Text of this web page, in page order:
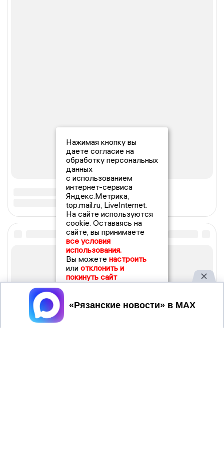
Нажимая кнопку вы
даете согласие на
обработку персональных
данных
с использованием
интернет-сервиса
Яндекс.Метрика,
top.mail.ru, LiveInternet.
На сайте используются
cookie. Оставаясь на
сайте, вы принимаете
все условия
использования.
Вы можете настроить
или отклонить и
покинуть сайт
Принять